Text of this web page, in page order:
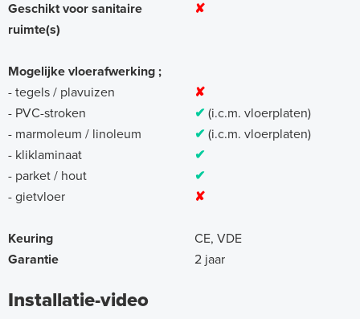
Geschikt voor sanitaire
ruimte(s)
✘
Mogelijke vloerafwerking ;
- tegels / plavuizen
✘
- PVC-stroken
✔ (i.c.m. vloerplaten)
- marmoleum / linoleum
✔ (i.c.m. vloerplaten)
- kliklaminaat
✔
- parket / hout
✔
- gietvloer
✘
Keuring
CE, VDE
Garantie
2 jaar
Installatie-video